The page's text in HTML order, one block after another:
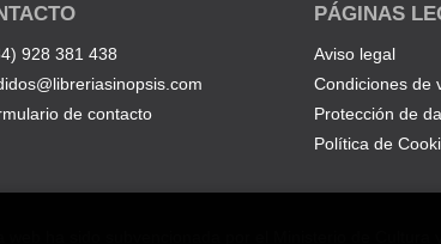
928 381 438
de contacto
PÁGINAS
Aviso legal
Condiciones de
Protección de
Política de